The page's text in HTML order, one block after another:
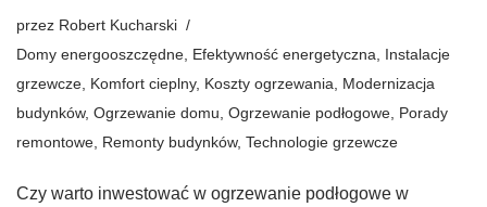
przez Robert Kucharski
Domy energooszczędne Efektywność energetyczna
Instalacje
grzewcze Komfort cieplny, Koszty ogrzewania
Modernizacja
budynków, Ogrzewanie domu Ogrzewanie podłogowe Porady
remontowe Remonty budynków, Technologie grzewcze
Czy warto inwestować w ogrzewanie podłogowe w